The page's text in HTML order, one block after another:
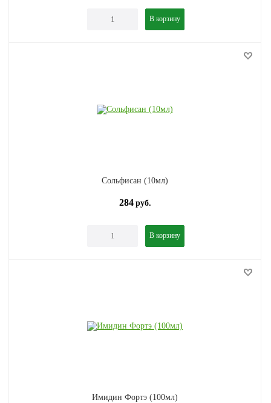
В корзину
Сольфисан (10мл)
284 руб.
В корзину
Имидин Фортэ (100мл)